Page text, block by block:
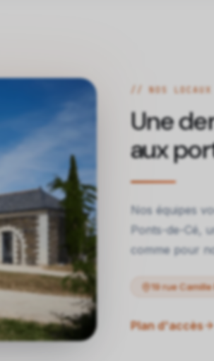
// NOS LOCAUX
Une
aux
Nos équipes
Ponts-de-Cé,
comme pour
19 rue
Plan d'accès